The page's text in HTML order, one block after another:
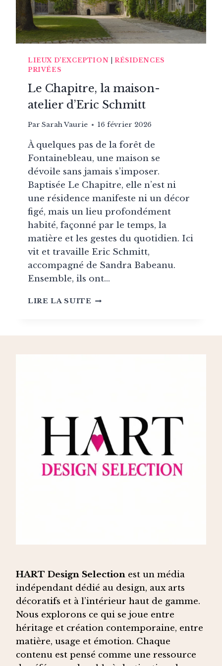
LIEUX D'EXCEPTION
RÉSIDENCES
PRIVÉES
Le Chapitre, la maison-
atelier d’Eric Schmitt
Par Sarah Vaurie 16 février 2026
À quelques pas de la forêt de
Fontainebleau, une maison se
dévoile sans jamais s’imposer.
Baptisée Le Chapitre, elle n’est ni
une résidence manifeste ni un décor
figé, mais un lieu profondément
habité, façonné par le temps, la
matière et les gestes du quotidien. Ici
vit et travaille Eric Schmitt,
accompagné de Sandra Babeanu.
Ensemble, ils ont…
LIRE LA SUITE LE
HART Design Selection est un média
indépendant dédié au design, aux arts
décoratifs et à l’intérieur haut de gamme.
Nous explorons ce qui se joue entre
héritage et création contemporaine, entre
matière, usage et émotion. Chaque
contenu est pensé comme une ressource